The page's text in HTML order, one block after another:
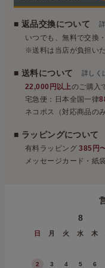
■ 返品交換について
いつでも、無料で交換
※送料は当店が負担いた
■ 送料について 詳しく
22,000円以上のご購入
宅急便：日本全国一律
ネコポス（対応商品の
■ ラッピングについ
有料ラッピング385円
メッセージカード・紙
8
日 月 火 水 木
2 3 4 5 6